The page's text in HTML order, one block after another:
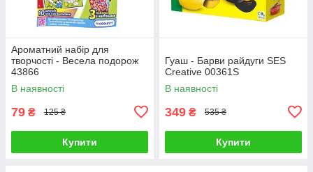
Ароматний набір для
творчості - Весела подорож
43866
В наявності
79 ₴ 125 ₴
Купити
Гуаш - Барви райдуги SES
Creative 00361S
В наявності
349 ₴ 535 ₴
Купити